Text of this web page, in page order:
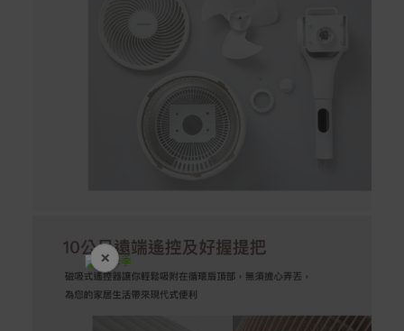
× 開學裝備全面降價